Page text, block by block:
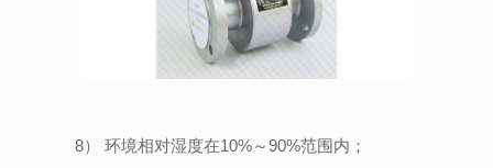
8） 环境相对湿度在10%～90%范围内；